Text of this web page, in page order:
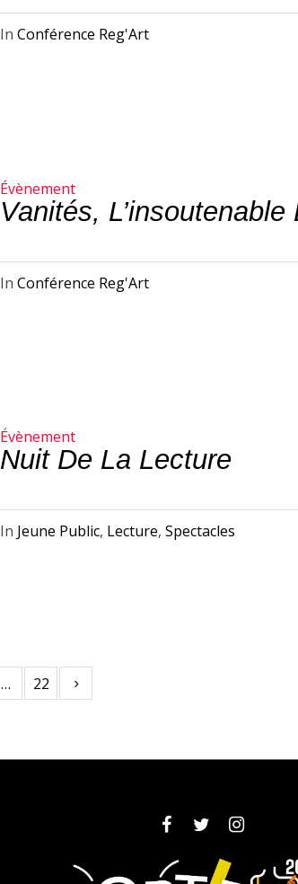
InConférence Reg'Art
Évènement
Vanités,
InConférence Reg'Art
Évènement
Nuit De La Lecture
In Jeune Public, Lecture,Spectacles
… 22